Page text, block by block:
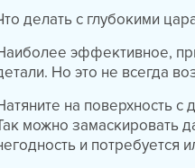
делать с глубокими
эффективное,
Но это не всегда
на поверхность
можно замаскировать
и потребуется